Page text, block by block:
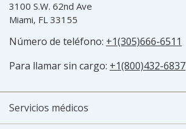
3100 S.W. 62nd Ave
Miami, FL 33155
Número de teléfono: +1(305)666-6511
Para llamar sin cargo: +1(800)432-6837
Servicios médicos